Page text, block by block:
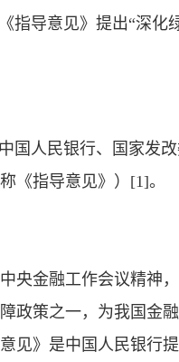
指导意见》提出“深化
国人民银行、国家发
《指导意见》）[1]。
央金融工作会议精神
政策之一，为我国金
见》是中国人民银行